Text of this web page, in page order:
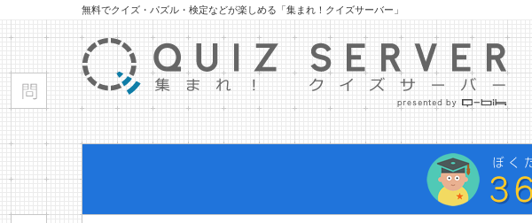
無料でクイズ・パズル・検定などが楽しめる「集まれ！クイズサーバー」